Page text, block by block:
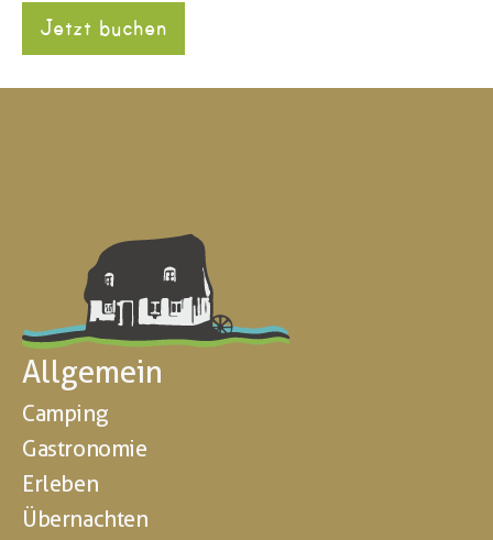
Jetzt buchen
Allgemein
Camping
Gastronomie
Erleben
Übernachten